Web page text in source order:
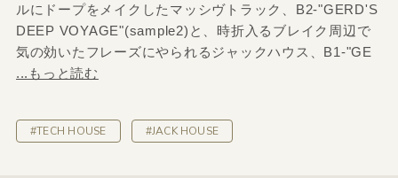
ルにドープをメイクしたマッシヴトラック、B2-"GERD'S
DEEP VOYAGE"(sample2)と、時折入るブレイク周辺で
気の効いたフレーズにやられるジャックハウス、B1-"GE
...もっと読む
#TECH HOUSE #JACK HOUSE